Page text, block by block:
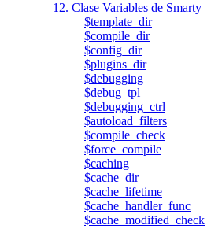
12. Clase Variables de Smarty
$template_dir
$compile_dir
$config_dir
$plugins_dir
$debugging
$debug_tpl
$debugging_ctrl
$autoload_filters
$compile_check
$force_compile
$caching
$cache_dir
$cache_lifetime
$cache_handler_func
$cache_modified_check